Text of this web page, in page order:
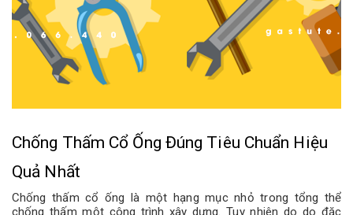
Chống Thấm Cổ Ống Đúng Tiêu Chuẩn Hiệu
Quả Nhất
Chống thấm cổ ống là một hạng mục nhỏ trong tổng thể
chống thấm một công trình xây dựng. Tuy nhiên do do đặc